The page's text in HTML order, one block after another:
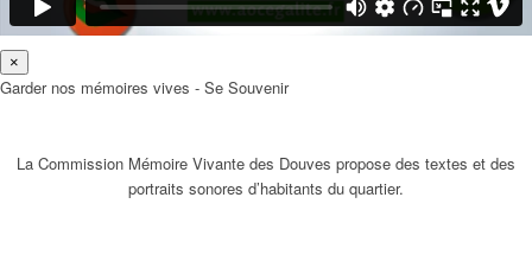
×
Garder nos mémoires vives - Se Souvenir
La Commission Mémoire Vivante des Douves propose des textes et des
portraits sonores d’habitants du quartier.